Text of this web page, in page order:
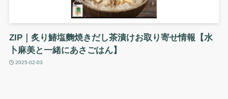
ZIP｜炙り鰆塩麴焼きだし茶漬けお取り寄せ情報【水
卜麻美と一緒にあさごはん】
2025-02-03